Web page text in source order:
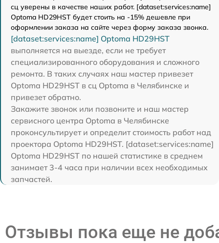
сц уверены в качестве наших работ. [dataset:services:name]
Optoma HD29HST будет стоить на -15% дешевле при
оформлении заказа на сайте через форму заказа звонка.
[dataset:services:name] Optoma HD29HST
выполняется на выезде, если не требует
специализированного оборудования и сложного
ремонта. В таких случаях наш мастер привезет
Optoma HD29HST в сц Optoma в Челябинске и
привезет обратно.
Закажите звонок или позвоните и наш мастер
сервисного центра Optoma в Челябинске
проконсультирует и определит стоимость работ над
проектора Optoma HD29HST. [dataset:services:name]
Optoma HD29HST по нашей статистике в среднем
занимает 3-4 часа при наличии всех необходимых
запчастей.
Отзывы пока еще не